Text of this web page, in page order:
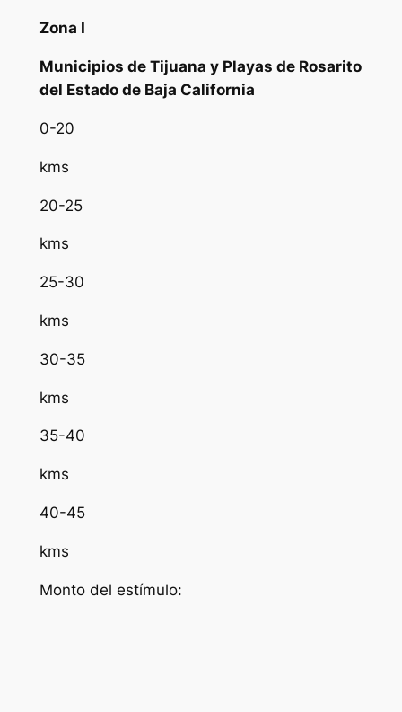
Zona I
Municipios de Tijuana y Playas de Rosarito
del Estado de Baja California
0-20
kms
20-25
kms
25-30
kms
30-35
kms
35-40
kms
40-45
kms
Monto del estímulo: